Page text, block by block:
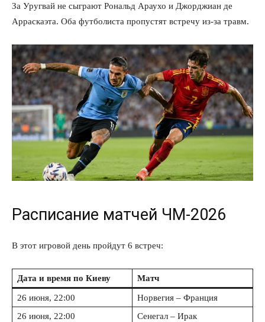
За Уругвай не сыграют Рональд Араухо и Джорджиан де
Арраскаэта. Оба футболиста пропустят встречу из-за травм.
Расписание матчей ЧМ-2026
В этот игровой день пройдут 6 встреч:
Дата и время по Киеву Матч
26 июня, 22:00
Норвегия – Франция
26 июня, 22:00
Сенегал – Ирак